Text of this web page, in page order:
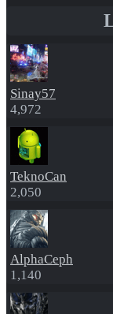
Sinay57
4,972
TeknoCan
2,050
AlphaCeph
1,140